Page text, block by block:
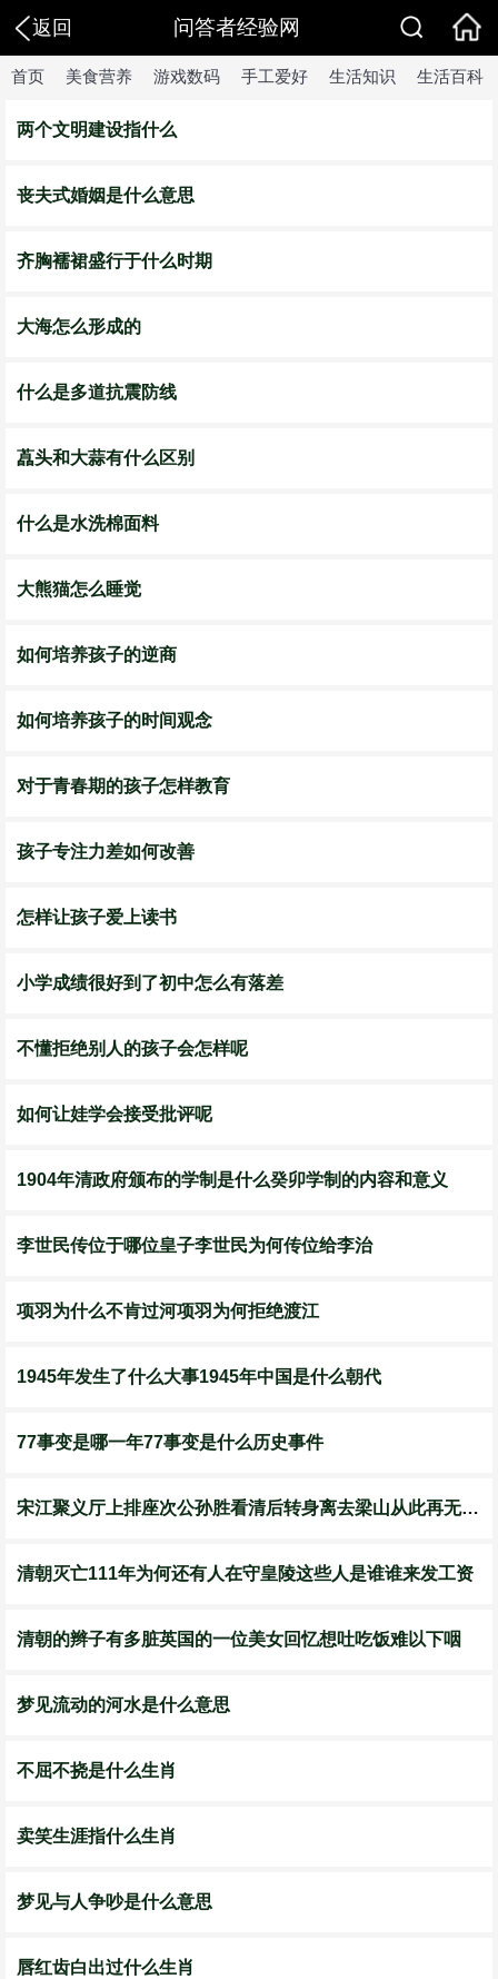
返回 问答者经验网
首页 美食营养 游戏数码 手工爱好 生活知识 生活百科
两个文明建设指什么
丧夫式婚姻是什么意思
齐胸襦裙盛行于什么时期
大海怎么形成的
什么是多道抗震防线
藠头和大蒜有什么区别
什么是水洗棉面料
大熊猫怎么睡觉
如何培养孩子的逆商
如何培养孩子的时间观念
对于青春期的孩子怎样教育
孩子专注力差如何改善
怎样让孩子爱上读书
小学成绩很好到了初中怎么有落差
不懂拒绝别人的孩子会怎样呢
如何让娃学会接受批评呢
​1904年清政府颁布的学制是什么癸卯学制的内容和意义
李世民传位于哪位皇子李世民为何传位给李治
项羽为什么不肯过河项羽为何拒绝渡江
1945年发生了什么大事1945年中国是什么朝代
​77事变是哪一年77事变是什么历史事件
宋江聚义厅上排座次公孙胜看清后转身离去梁山从此再无兄弟
清朝灭亡111年为何还有人在守皇陵这些人是谁谁来发工资
清朝的辫子有多脏英国的一位美女回忆想吐吃饭难以下咽
梦见流动的河水是什么意思
不屈不挠是什么生肖
卖笑生涯指什么生肖
梦见与人争吵是什么意思
唇红齿白出过什么生肖